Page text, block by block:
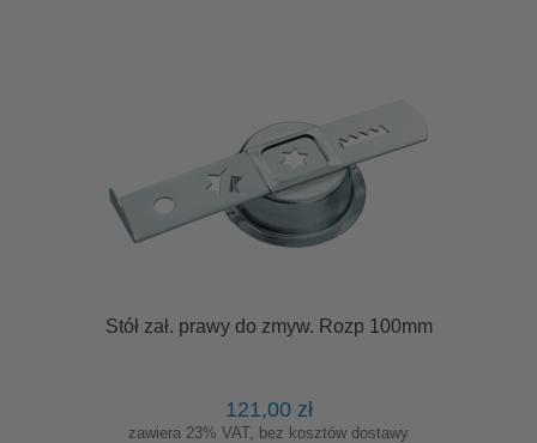
Stół zał. prawy do zmyw. Rozp 100mm
121,00 zł
zawiera 23% VAT, bez kosztów dostawy